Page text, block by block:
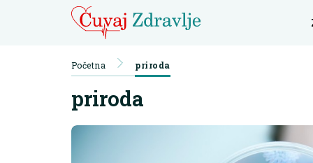
Početna priroda
priroda